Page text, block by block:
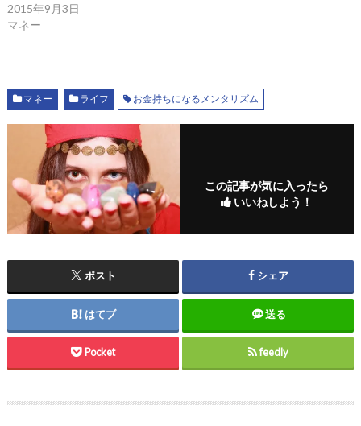
2015年9月3日
マネー
マネー ライフ お金持ちになるメンタリズム
この記事が気に入ったら
いいねしよう！
ポスト シェア
はてブ 送る
Pocket feedly